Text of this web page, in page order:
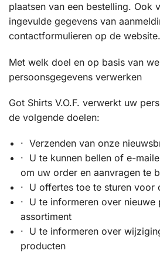
plaatsen van een bestelling. Ook
ingevulde gegevens van
contactformulieren op de website.
Met welk doel en op basis van
persoonsgegevens verwerken
Got Shirts V.O.F. verwerkt uw
de volgende doelen:
· Verzenden van onze
· U te kunnen bellen of e-
om uw order en aanvragen te
· U offertes toe te sturen voor
· U te informeren over nieuwe
assortiment
· U te informeren over
producten